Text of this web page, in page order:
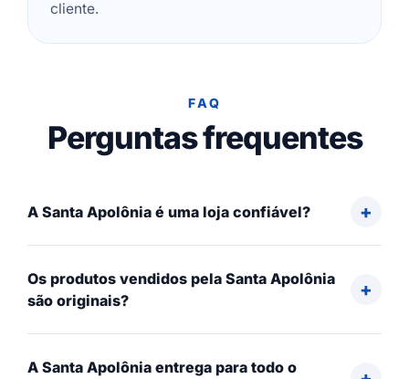
cliente.
FAQ
Perguntas frequentes
A Santa Apolônia é uma loja confiável?
Os produtos vendidos pela Santa Apolônia
são originais?
A Santa Apolônia entrega para todo o